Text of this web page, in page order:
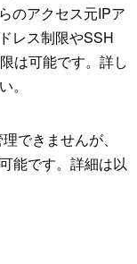
のアクセス元IPア
レス制限やSSH
は可能です。詳し
。
できませんが、
能です。詳細は以